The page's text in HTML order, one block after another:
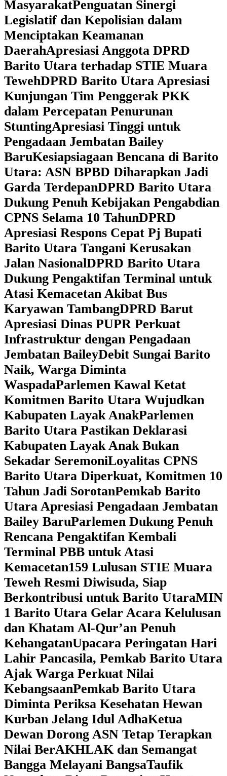
MasyarakatPenguatan Sinergi
Legislatif dan Kepolisian dalam
Menciptakan Keamanan
DaerahApresiasi Anggota DPRD
Barito Utara terhadap STIE Muara
TewehDPRD Barito Utara Apresiasi
Kunjungan Tim Penggerak PKK
dalam Percepatan Penurunan
StuntingApresiasi Tinggi untuk
Pengadaan Jembatan Bailey
BaruKesiapsiagaan Bencana di Barito
Utara: ASN BPBD Diharapkan Jadi
Garda TerdepanDPRD Barito Utara
Dukung Penuh Kebijakan Pengabdian
CPNS Selama 10 TahunDPRD
Apresiasi Respons Cepat Pj Bupati
Barito Utara Tangani Kerusakan
Jalan NasionalDPRD Barito Utara
Dukung Pengaktifan Terminal untuk
Atasi Kemacetan Akibat Bus
Karyawan TambangDPRD Barut
Apresiasi Dinas PUPR Perkuat
Infrastruktur dengan Pengadaan
Jembatan BaileyDebit Sungai Barito
Naik, Warga Diminta
WaspadaParlemen Kawal Ketat
Komitmen Barito Utara Wujudkan
Kabupaten Layak AnakParlemen
Barito Utara Pastikan Deklarasi
Kabupaten Layak Anak Bukan
Sekadar SeremoniLoyalitas CPNS
Barito Utara Diperkuat, Komitmen 10
Tahun Jadi SorotanPemkab Barito
Utara Apresiasi Pengadaan Jembatan
Bailey BaruParlemen Dukung Penuh
Rencana Pengaktifan Kembali
Terminal PBB untuk Atasi
Kemacetan159 Lulusan STIE Muara
Teweh Resmi Diwisuda, Siap
Berkontribusi untuk Barito UtaraMIN
1 Barito Utara Gelar Acara Kelulusan
dan Khatam Al-Qur’an Penuh
KehangatanUpacara Peringatan Hari
Lahir Pancasila, Pemkab Barito Utara
Ajak Warga Perkuat Nilai
KebangsaanPemkab Barito Utara
Diminta Periksa Kesehatan Hewan
Kurban Jelang Idul AdhaKetua
Dewan Dorong ASN Tetap Terapkan
Nilai BerAKHLAK dan Semangat
Bangga Melayani BangsaTaufik